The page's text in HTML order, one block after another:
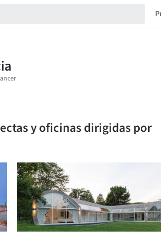
y oficinas dirigidas por